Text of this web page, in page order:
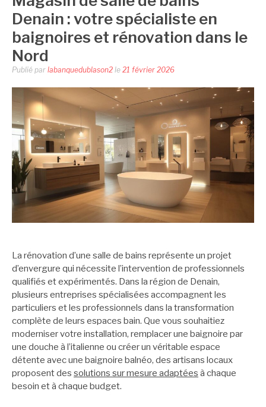
Denain : votre spécialiste en
baignoires et rénovation dans le
Nord
Publié par labanquedublason2 le 21 février 2026
La rénovation d’une salle de bains représente un projet
d’envergure qui nécessite l’intervention de professionnels
qualifiés et expérimentés. Dans la région de Denain,
plusieurs entreprises spécialisées accompagnent les
particuliers et les professionnels dans la transformation
complète de leurs espaces bain. Que vous souhaitiez
moderniser votre installation, remplacer une baignoire par
une douche à l’italienne ou créer un véritable espace
détente avec une baignoire balnéo, des artisans locaux
proposent des solutions sur mesure adaptées à chaque
besoin et à chaque budget.